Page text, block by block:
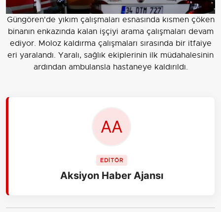
Güngören'de yıkım çalışmaları esnasında kısmen çöken
binanın enkazında kalan işçiyi arama çalışmaları devam
ediyor. Moloz kaldırma çalışmaları sırasında bir itfaiye
eri yaralandı. Yaralı, sağlık ekiplerinin ilk müdahalesinin
ardından ambulansla hastaneye kaldırıldı.
EDİTÖR
Aksiyon Haber Ajansı